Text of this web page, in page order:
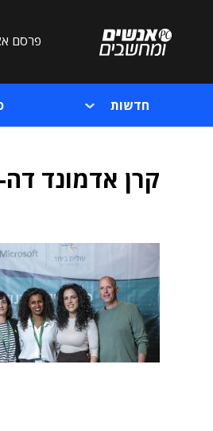
פרסם
חדשות
קרן אדמונד